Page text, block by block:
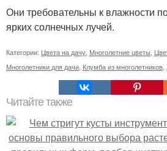
Они требовательны к влажности
ярких солнечных лучей.
Категории: Цвета на дачу Многолетние цветы
Многолетники для дачи Клумба из многолетников
Читайте также